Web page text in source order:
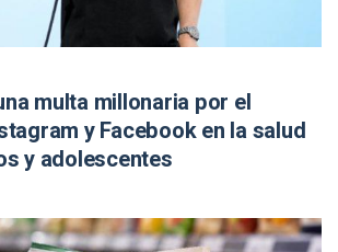
multa millonaria por el
y Facebook en la salud
y adolescentes